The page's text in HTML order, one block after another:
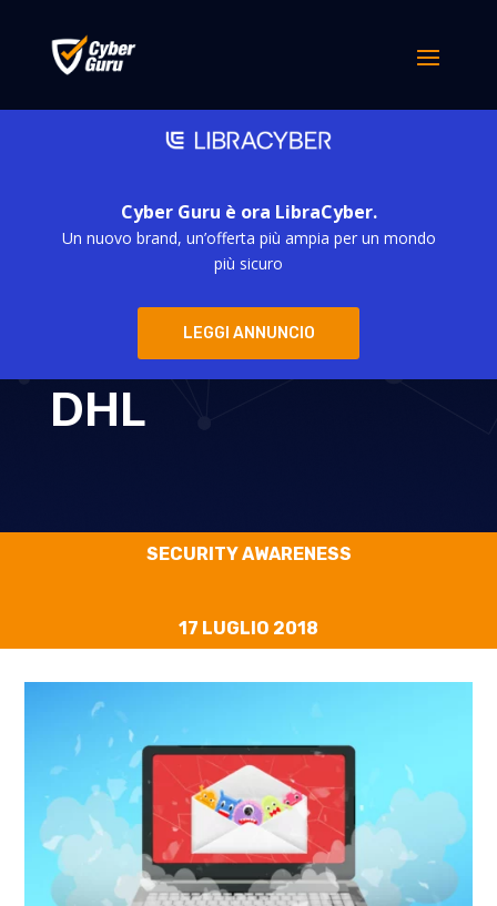
Cyber Guru è ora LibraCyber.
Un nuovo brand, un’offerta più ampia per un mondo
più sicuro
LEGGI ANNUNCIO
Un malware
dietro le finte
comunicazioni
DHL
SECURITY AWARENESS
17 LUGLIO 2018